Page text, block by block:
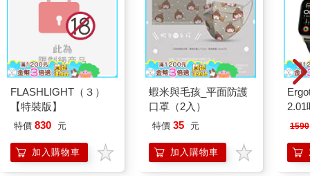
FLASHLIGHT（３）
【特裝版】
特價 830 元
加入購物車
蝦米與毛孩_平面防護
口罩（2入）
特價 35 元
加入購物車
2.01
1590